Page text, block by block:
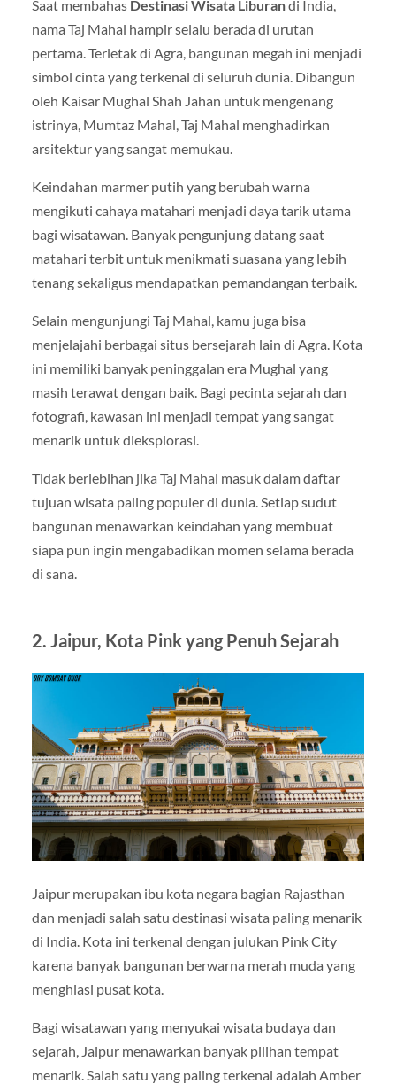
Saat membahas Destinasi Wisata Liburandi India,
nama Taj Mahal hampir selalu berada di urutan
pertama. Terletak di Agra, bangunan megah ini menjadi
simbol cinta yang terkenal di seluruh dunia. Dibangun
oleh Kaisar Mughal Shah Jahan untuk mengenang
istrinya, Mumtaz Mahal, Taj Mahal menghadirkan
arsitektur yang sangat memukau.
Keindahan marmer putih yang berubah warna
mengikuti cahaya matahari menjadi daya tarik utama
bagi wisatawan. Banyak pengunjung datang saat
matahari terbit untuk menikmati suasana yang lebih
tenang sekaligus mendapatkan pemandangan terbaik.
Selain mengunjungi Taj Mahal, kamu juga bisa
menjelajahi berbagai situs bersejarah lain di Agra. Kota
ini memiliki banyak peninggalan era Mughal yang
masih terawat dengan baik. Bagi pecinta sejarah dan
fotografi, kawasan ini menjadi tempat yang sangat
menarik untuk dieksplorasi.
Tidak berlebihan jika Taj Mahal masuk dalam daftar
tujuan wisata paling populer di dunia. Setiap sudut
bangunan menawarkan keindahan yang membuat
siapa pun ingin mengabadikan momen selama berada
di sana.
2. Jaipur, Kota Pink yang Penuh Sejarah
Jaipur merupakan ibu kota negara bagian Rajasthan
dan menjadi salah satu destinasi wisata paling menarik
di India. Kota ini terkenal dengan julukan Pink City
karena banyak bangunan berwarna merah muda yang
menghiasi pusat kota.
Bagi wisatawan yang menyukai wisata budaya dan
sejarah, Jaipur menawarkan banyak pilihan tempat
menarik. Salah satu yang paling terkenal adalah Amber